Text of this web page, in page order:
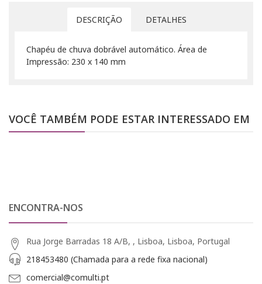
DESCRIÇÃO DETALHES
Chapéu de chuva dobrável automático. Área de
Impressão: 230 x 140 mm
VOCÊ TAMBÉM PODE ESTAR INTERESSADO EM
ENCONTRA-NOS
Rua Jorge Barradas 18 A/B, , Lisboa, Lisboa, Portugal
218453480 (Chamada para a rede fixa nacional)
comercial@comulti.pt